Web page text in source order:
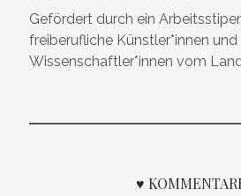
Gefördert durch ein
freiberufliche Künstler*innen
Wissenschaftler*innen vom
♥